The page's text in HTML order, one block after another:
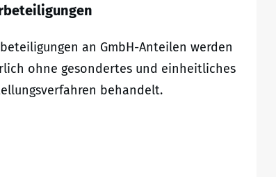
an GmbH-Anteilen werden
ohne gesondertes und einheitliches
behandelt.